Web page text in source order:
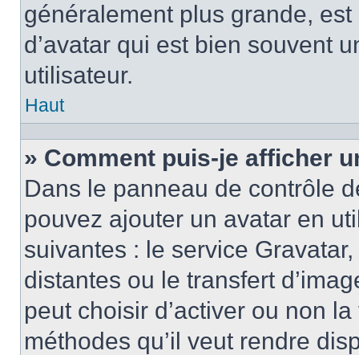
généralement plus grande,
d’avatar qui est bien souvent
utilisateur.
Haut
» Comment puis-je afficher
Dans le panneau de contrôle
pouvez ajouter un avatar en
suivantes : le service
distantes ou le transfert
peut choisir d’activer ou non
méthodes qu’il veut rendre